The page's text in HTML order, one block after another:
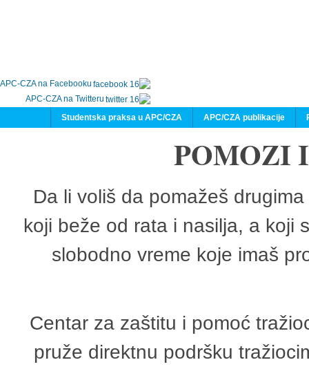
APC-CZA na Facebooku
APC-CZA na Twitteru
APC/CZA publikacije
Studentska praksa u APC/CZA
POMOZI
Da li voliš da pomažeš
koji beže od rata i nasilja, a koji
slobodno vreme koje imaš
Centar za zaštitu i pomoć
pruže direktnu podršku